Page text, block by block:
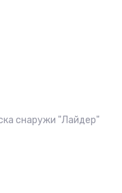
снаружи "Лайдер"